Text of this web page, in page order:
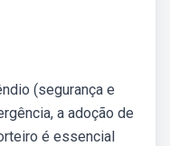
(segurança e
a adoção de
é essencial